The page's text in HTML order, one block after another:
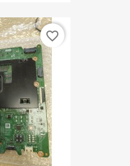
favorite_border